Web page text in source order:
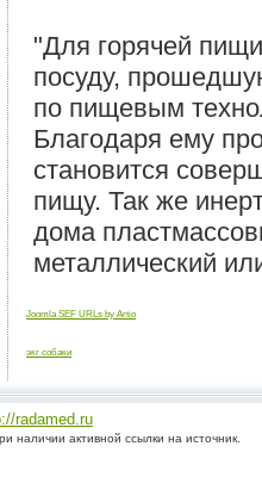
"Для горячей
посуду,
по пищевым
Благодаря ему
становится
пищу. Так же
дома
металлический
Joomla SEF URLs by Artio
экг собаки
radamed.ru
наличии активной ссылки на источник.